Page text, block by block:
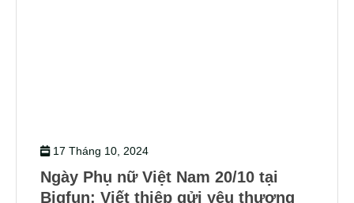
17 Tháng 10, 2024
Ngày Phụ nữ Việt Nam 20/10 tại
Bigfun: Viết thiệp gửi yêu thương